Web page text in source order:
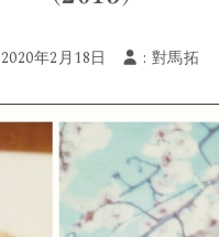
年2月18日 : 對馬拓